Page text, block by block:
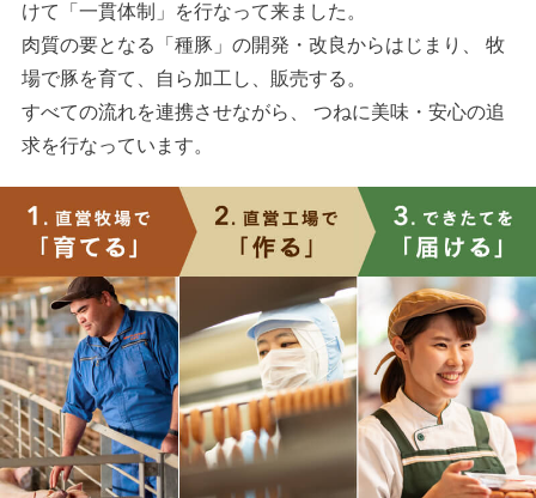
けて「一貫体制」を行なって来ました。
肉質の要となる「種豚」の開発・改良からはじまり、 牧
場で豚を育て、自ら加工し、販売する。
すべての流れを連携させながら、 つねに美味・安心の追
求を行なっています。